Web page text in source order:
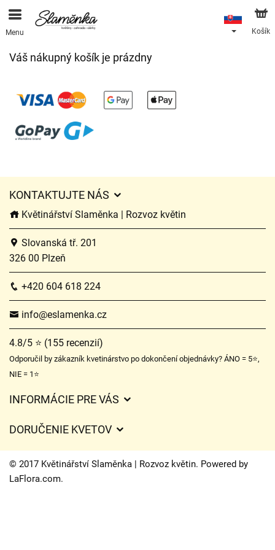
Menu Košík
Váš nákupný košík je prázdny
KONTAKTUJTE NÁS
Květinářství Slaměnka | Rozvoz květin
Slovanská tř. 201
326 00 Plzeň
+420 604 618 224
info@eslamenka.cz
4.8/5 ⭐ (155 recenzií)
Odporučil by zákazník kvetinárstvo po dokončení objednávky? ÁNO = 5⭐,
NIE = 1⭐
INFORMÁCIE PRE VÁS
Časy doručenia kvetov – prehľad možností
DORUČENIE KVETOV
Poplatky za doručenie
Kam doručujeme kvety
© 2017 Květinářství Slaměnka | Rozvoz květin. Powered by
LaFlora.com.